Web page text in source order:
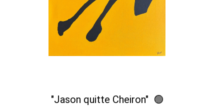
"Jason quitte Cheiron" 🟢